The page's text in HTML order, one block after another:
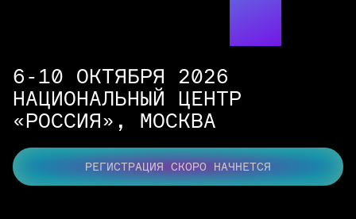
6-10 ОКТЯБРЯ 2026
НАЦИОНАЛЬНЫЙ ЦЕНТР
«РОССИЯ», МОСКВА
РЕГИСТРАЦИЯ СКОРО НАЧНЕТСЯ